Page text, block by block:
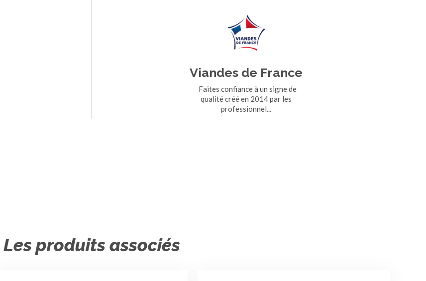
Viandes de France
Faites confiance à un signe de
qualité créé en 2014 par les
professionnel...
Les produits associés